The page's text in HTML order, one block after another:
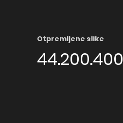
Otpremljene slike
44.200.400